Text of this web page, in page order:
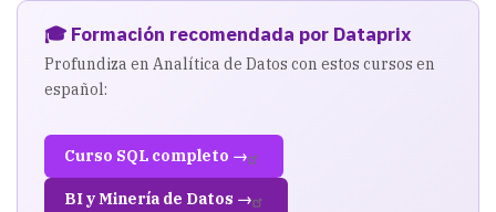
🎓 Formación recomendada por Dataprix
Profundiza en Analítica de Datos con estos cursos en
español:
Curso SQL completo →
BI y Minería de Datos →